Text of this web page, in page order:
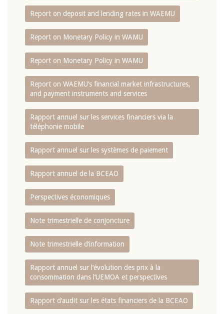
Report on deposit and lending rates in WAEMU
Report on Monetary Policy in WAMU
Report on Monetary Policy in WAMU
Report on WAEMU’s financial market infrastructures,
and payment instruments and services
Rapport annuel sur les services financiers via la
téléphonie mobile
Rapport annuel sur les systèmes de paiement
Rapport annuel de la BCEAO
Perspectives économiques
Note trimestrielle de conjoncture
Note trimestrielle d‘information
Rapport annuel sur l‘évolution des prix à la
consommation dans l‘UEMOA et perspectives
Rapport d‘audit sur les états financiers de la BCEAO